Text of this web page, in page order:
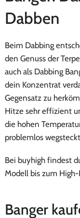
Dabben
Beim Dabbing
den Genuss der
auch als Dabbing
dein Konzentrat
Gegensatz zu
Hitze sehr effizient
die hohen
problemlos
Bei buyhigh findest
Modell bis zum
Banger